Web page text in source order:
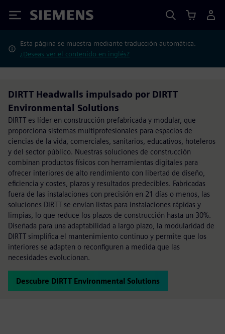
Siemens
Esta página se muestra mediante traducción automática.
¿Deseas ver el contenido en inglés?
DIRTT Headwalls impulsado por DIRTT
Environmental Solutions
DIRTT es líder en construcción prefabricada y modular, que
proporciona sistemas multiprofesionales para espacios de
ciencias de la vida, comerciales, sanitarios, educativos, hoteleros
y del sector público. Nuestras soluciones de construcción
combinan productos físicos con herramientas digitales para
ofrecer interiores de alto rendimiento con libertad de diseño,
eficiencia y costes, plazos y resultados predecibles. Fabricadas
fuera de las instalaciones con precisión en 21 días o menos, las
soluciones DIRTT se envían listas para instalaciones rápidas y
limpias, lo que reduce los plazos de construcción hasta un 30%.
Diseñada para una adaptabilidad a largo plazo, la modularidad de
DIRTT simplifica el mantenimiento continuo y permite que los
interiores se adapten o reconfiguren a medida que las
necesidades evolucionan.
Descubre DIRTT Environmental Solutions